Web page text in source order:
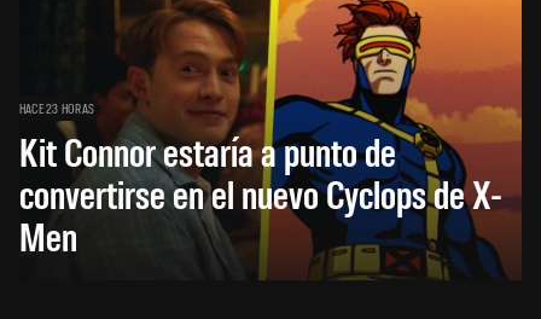
HACE 23 HORAS
Kit Connor estaría a punto de
convertirse en el nuevo Cyclops de X-
Men